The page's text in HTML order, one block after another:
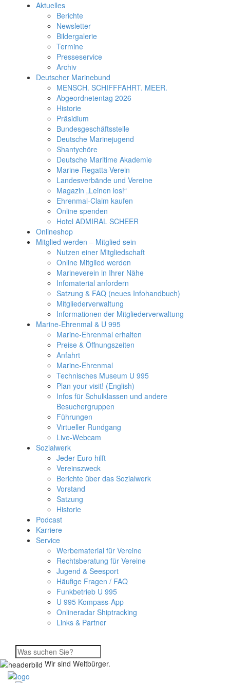
Aktuelles
Berichte
Newsletter
Bildergalerie
Termine
Presseservice
Archiv
Deutscher Marinebund
MENSCH. SCHIFFFAHRT. MEER.
Abgeordnetentag 2026
Historie
Präsidium
Bundesgeschäftsstelle
Deutsche Marinejugend
Shantychöre
Deutsche Maritime Akademie
Marine-Regatta-Verein
Landesverbände und Vereine
Magazin „Leinen los!“
Ehrenmal-Claim kaufen
Online spenden
Hotel ADMIRAL SCHEER
Onlineshop
Mitglied werden – Mitglied sein
Nutzen einer Mitgliedschaft
Online Mitglied werden
Marineverein in Ihrer Nähe
Infomaterial anfordern
Satzung & FAQ (neues Infohandbuch)
Mitgliederverwaltung
Informationen der Mitgliederverwaltung
Marine-Ehrenmal & U 995
Marine-Ehrenmal erhalten
Preise & Öffnungszeiten
Anfahrt
Marine-Ehrenmal
Technisches Museum U 995
Plan your visit! (English)
Infos für Schulklassen und andere
Besuchergruppen
Führungen
Virtueller Rundgang
Live-Webcam
Sozialwerk
Jeder Euro hilft
Vereinszweck
Berichte über das Sozialwerk
Vorstand
Satzung
Historie
Podcast
Karriere
Service
Werbematerial für Vereine
Rechtsberatung für Vereine
Jugend & Seesport
Häufige Fragen / FAQ
Funkbetrieb U 995
U 995 Kompass-App
Onlineradar Shiptracking
Links & Partner
Wir sind Weltbürger.